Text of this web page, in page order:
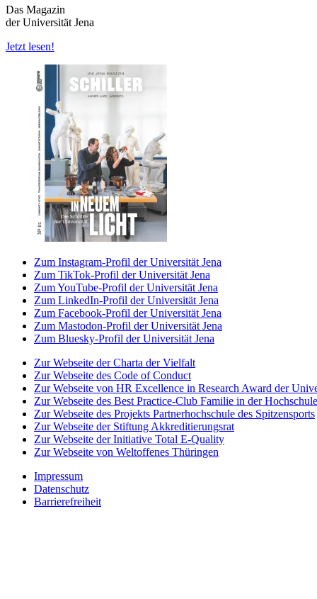
Das Magazin
der Universität Jena
Jetzt lesen!
Zum Instagram-Profil der Universität Jena
Zum TikTok-Profil der Universität Jena
Zum YouTube-Profil der Universität Jena
Zum LinkedIn-Profil der Universität Jena
Zum Facebook-Profil der Universität Jena
Zum Mastodon-Profil der Universität Jena
Zum Bluesky-Profil der Universität Jena
Zur Webseite der Charta der Vielfalt
Zur Webseite des Code of Conduct
Zur Webseite von HR Excellence in Research Award der
Zur Webseite des Best Practice-Club Familie in der Hochschule
Zur Webseite des Projekts Partnerhochschule des Spitzensports
Zur Webseite der Stiftung Akkreditierungsrat
Zur Webseite der Initiative Total E-Quality
Zur Webseite von Weltoffenes Thüringen
Impressum
Datenschutz
Barrierefreiheit